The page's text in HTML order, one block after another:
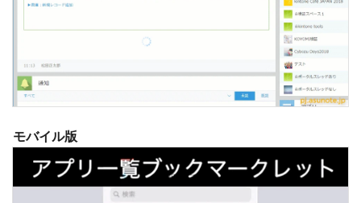
モバイル版